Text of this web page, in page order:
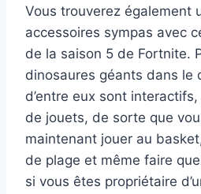
Vous trouverez également
accessoires sympas avec
de la saison 5 de Fortnite.
dinosaures géants dans le
d’entre eux sont
de jouets, de sorte que
maintenant jouer au
de plage et même faire
si vous êtes propriétaire